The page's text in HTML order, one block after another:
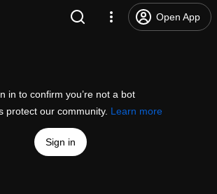
Open App
in to confirm you’re not a bot
protect our community. Learn more
Sign in